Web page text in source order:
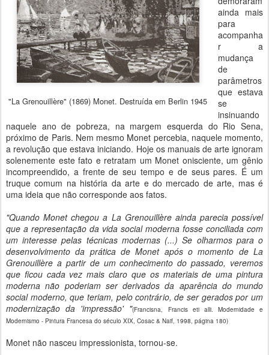
"La Grenouillère" (1869) Monet. Destruída em Berlin 1945
ainda mais
para
acompanha
r a
mudança
de
parâmetros
que estava
se
insinuando
naquele ano de pobreza, na margem esquerda do Rio Sena,
próximo de Paris. Nem mesmo Monet percebia, naquele momento,
a revolução que estava iniciando. Hoje os manuais de arte ignoram
solenemente este fato e retratam um Monet onisciente, um gênio
incompreendido, a frente de seu tempo e de seus pares. É um
truque comum na história da arte e do mercado de arte, mas é
uma ideia que não corresponde aos fatos.
"Quando Monet chegou a La Grenouillère ainda parecia possível
que a representação da vida social moderna fosse conciliada com
um interesse pelas técnicas modernas (...) Se olharmos para o
desenvolvimento da prática de Monet após o momento de La
Grenouillère a partir de um conhecimento do passado, veremos
que ficou cada vez mais claro que os materiais de uma pintura
moderna não poderiam ser derivados da aparência do mundo
social moderno, que teriam, pelo contrário, de ser gerados por um
modernização da 'impressão' "(Francisna, Francis eti alli. Modernidade e
Modernismo - Pintura Francesa do século XIX, Cosac & Naif, 1998, página 180)
Monet não nasceu impressionista, tornou-se.